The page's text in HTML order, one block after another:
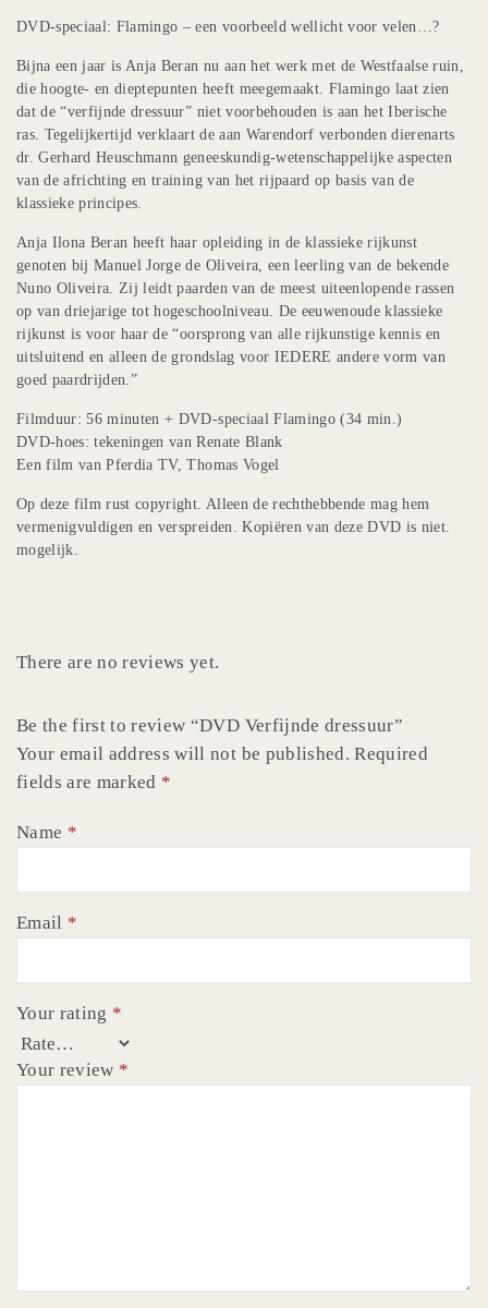
DVD-speciaal: Flamingo – een voorbeeld wellicht voor velen…?
Bijna een jaar is Anja Beran nu aan het werk met de Westfaalse ruin,
die hoogte- en dieptepunten heeft meegemaakt. Flamingo laat zien
dat de “verfijnde dressuur” niet voorbehouden is aan het Iberische
ras. Tegelijkertijd verklaart de aan Warendorf verbonden dierenarts
dr. Gerhard Heuschmann geneeskundig-wetenschappelijke aspecten
van de africhting en training van het rijpaard op basis van de
klassieke principes.
Anja Ilona Beran heeft haar opleiding in de klassieke rijkunst
genoten bij Manuel Jorge de Oliveira, een leerling van de bekende
Nuno Oliveira. Zij leidt paarden van de meest uiteenlopende rassen
op van driejarige tot hogeschoolniveau. De eeuwenoude klassieke
rijkunst is voor haar de “oorsprong van alle rijkunstige kennis en
uitsluitend en alleen de grondslag voor IEDERE andere vorm van
goed paardrijden.”
Filmduur: 56 minuten + DVD-speciaal Flamingo (34 min.)
DVD-hoes: tekeningen van Renate Blank
Een film van Pferdia TV, Thomas Vogel
Op deze film rust copyright. Alleen de rechthebbende mag hem
vermenigvuldigen en verspreiden. Kopiëren van deze DVD is niet.
mogelijk.
There are no reviews yet.
Be the first to review “DVD Verfijnde dressuur”
Your email address will not be published. Required
fields are marked *
Name *
Email *
Your rating *
Your review *